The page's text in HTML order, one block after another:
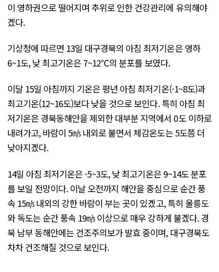
이 영하권으로 떨어지며 추위로 인한 건강관리에 유의해야
겠다.
기상청에 따르면 13일 대구경북의 아침 최저기온은 영하
6~1도, 낮 최고기온은 7~12℃의 분포를 보였다.
이달 15일 아침까지 기온은 평년 아침 최저기온(-1~8도)과
최고기온(12~16도)보다 낮을 것으로 보인다. 특히 아침 최
저기온은 경북동해안을 제외한 대부분 지역에서 0도 이하로
내려가고, 바람이 5㎧ 내외로 불면서 체감온도는 5도쯤 더
낮아지겠다.
14일 아침 최저기온은 -5~3도, 낮 최고기온은 9~14도 분포
를 보일 전망이다. 이날 오전까지 해안을 중심으로 순간 풍
속 15㎧ 내외의 강한 바람이 부는 곳이 있겠고, 특히 울릉도
와 독도는 순간 풍속 19㎧ 이상으로 매우 강하게 불겠다. 경
북 남부 동해안에는 건조주의보가 발효 중이며, 대구경북도
차차 건조해질 것으로 보인다.